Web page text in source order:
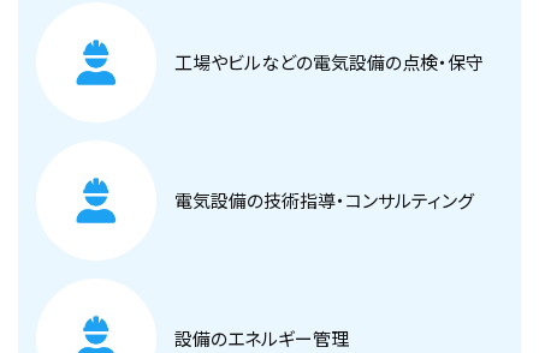
東京校
催(オンライン視聴期間11月2日～11月23日)
東京校
工場やビルなどの電気設備の点検・保守
電気設備の技術指導・コンサルティング
設備のエネルギー管理